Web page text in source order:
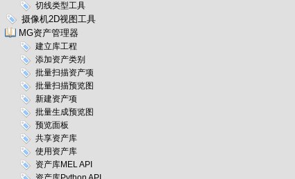
切线类型工具
摄像机2D视图工具
MG资产管理器
建立库工程
添加资产类别
批量扫描资产项
批量扫描预览图
新建资产项
批量生成预览图
预览面板
共享资产库
使用资产库
资产库MEL API